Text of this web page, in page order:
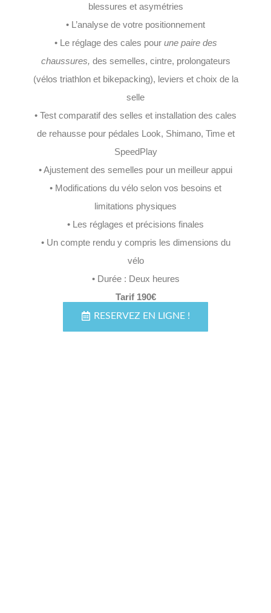
blessures et asymétries
• L’analyse de votre positionnement
• Le réglage des cales pour une paire des
chaussures, des semelles, cintre, prolongateurs
(vélos triathlon et bikepacking), leviers et choix de la
selle
• Test comparatif des selles et installation des cales
de rehausse pour pédales Look, Shimano, Time et
SpeedPlay
• Ajustement des semelles pour un meilleur appui
• Modifications du vélo selon vos besoins et
limitations physiques
• Les réglages et précisions finales
• Un compte rendu y compris les dimensions du
vélo
• Durée : Deux heures
Tarif 190€
RESERVEZ EN LIGNE !